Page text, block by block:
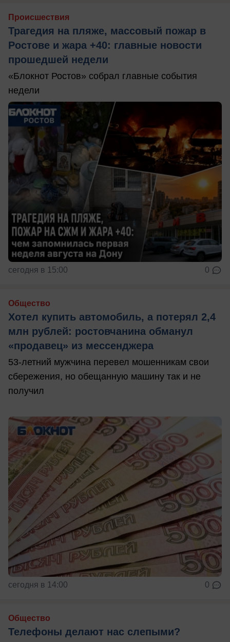
Происшествия
Трагедия на пляже, массовый пожар в
Ростове и жара +40: главные новости
прошедшей недели
«Блокнот Ростов» собрал главные события
недели
сегодня в 15:00 0
Общество
Хотел купить автомобиль, а потерял 2,4
млн рублей: ростовчанина обманул
«продавец» из мессенджера
53-летний мужчина перевел мошенникам свои
сбережения, но обещанную машину так и не
получил
сегодня в 14:00 0
Общество
Телефоны делают нас слепыми?